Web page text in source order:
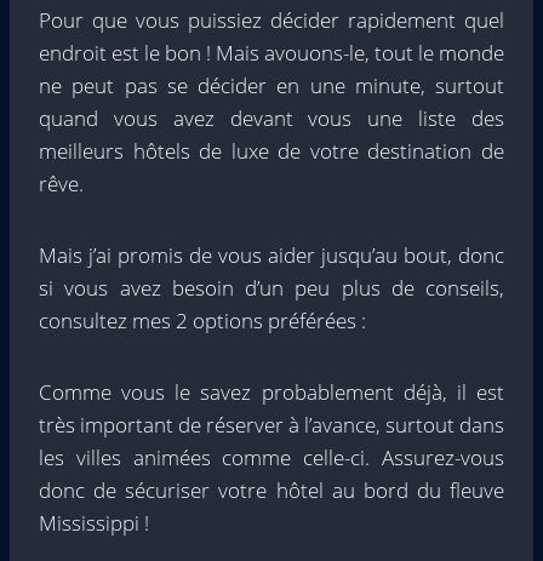
Pour que vous puissiez décider rapidement quel
endroit est le bon ! Mais avouons-le, tout le monde
ne peut pas se décider en une minute, surtout
quand vous avez devant vous une liste des
meilleurs hôtels de luxe de votre destination de
rêve.
Mais j’ai promis de vous aider jusqu’au bout, donc
si vous avez besoin d’un peu plus de conseils,
consultez mes 2 options préférées :
Comme vous le savez probablement déjà, il est
très important de réserver à l’avance, surtout dans
les villes animées comme celle-ci. Assurez-vous
donc de sécuriser votre hôtel au bord du fleuve
Mississippi !